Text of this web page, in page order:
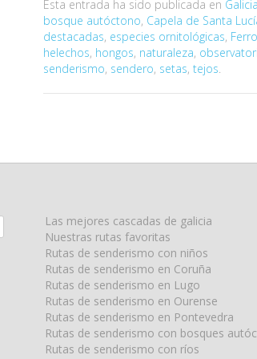
Esta entrada ha sido publicada en Galicia
bosque autóctono, Capela de Santa
destacadas, especies ornitológicas,
helechos, hongos, naturaleza,
senderismo, sendero, setas, tejos.
Las mejores cascadas de galicia
Nuestras rutas favoritas
Rutas de senderismo con niños
Rutas de senderismo en Coruña
Rutas de senderismo en Lugo
Rutas de senderismo en Ourense
Rutas de senderismo en Pontevedra
Rutas de senderismo con bosques
Rutas de senderismo con ríos